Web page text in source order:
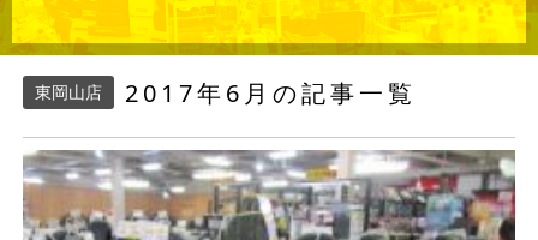
東岡山店 2017年6月の記事一覧